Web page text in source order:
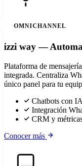
OMNICHANNEL
izzi way —
Plataforma de
integrada. Centraliza
único panel para tu
Chatbots con
Integración
CRM y
Conocer más